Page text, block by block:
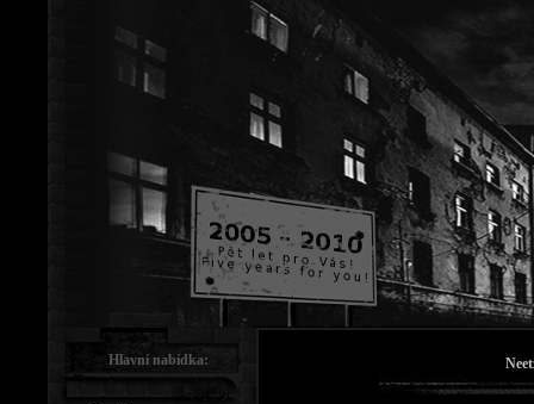
Hlavní nabídka: